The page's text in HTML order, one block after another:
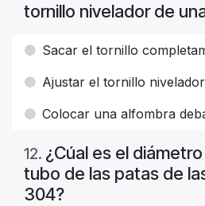
tornillo nivelador de
Sacar el tornillo
Ajustar el tornillo nivelador
Colocar una alfombra
12. ¿Cúal es el
tubo de las patas de
304?